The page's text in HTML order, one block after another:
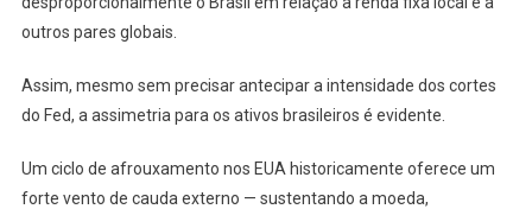
outros pares globais.
Assim, mesmo sem precisar antecipar a intensidade dos cortes
do Fed, a assimetria para os ativos brasileiros é evidente.
Um ciclo de afrouxamento nos EUA historicamente oferece um
forte vento de cauda externo — sustentando a moeda,